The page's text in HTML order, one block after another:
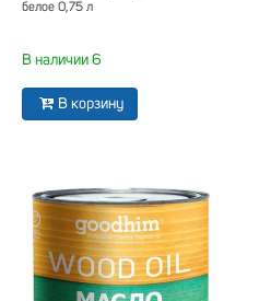
белое 0,75 л
В наличии 6
В корзину